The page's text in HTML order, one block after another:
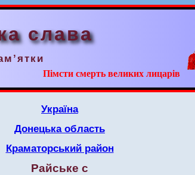
слава
Пімсти смерть великих лицарів
Україна
Донецька область
Краматорський район
Райське с